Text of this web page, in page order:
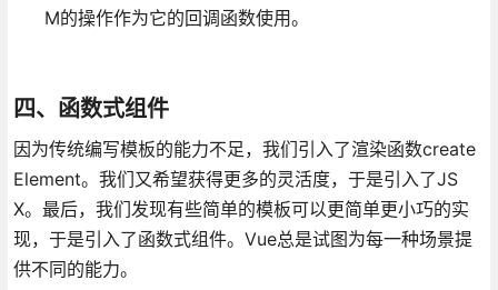
M的操作作为它的回调函数使用。
四、函数式组件
因为传统编写模板的能力不足，我们引入了渲染函数create
Element。我们又希望获得更多的灵活度，于是引入了JS
X。最后，我们发现有些简单的模板可以更简单更小巧的实
现，于是引入了函数式组件。Vue总是试图为每一种场景提
供不同的能力。